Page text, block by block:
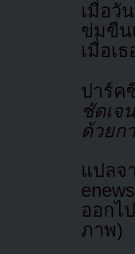
เมื่อ
ข่มขืน
เมื่อเ
ปาร์ค
ชัดเจ
ด้วยก
แปลจ
ออกไ
ภาพ)